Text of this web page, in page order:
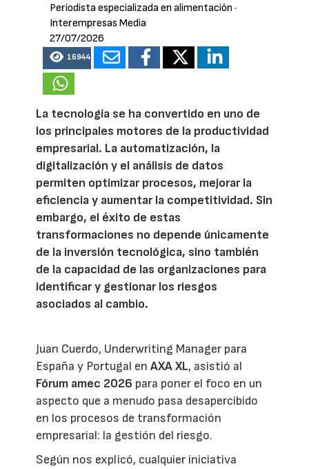
Periodista especializada en alimentación ·
Interempresas Media
27/07/2026
16944
La tecnología se ha convertido en uno de
los principales motores de la productividad
empresarial. La automatización, la
digitalización y el análisis de datos
permiten optimizar procesos, mejorar la
eficiencia y aumentar la competitividad. Sin
embargo, el éxito de estas
transformaciones no depende únicamente
de la inversión tecnológica, sino también
de la capacidad de las organizaciones para
identificar y gestionar los riesgos
asociados al cambio.
Juan Cuerdo, Underwriting Manager para
España y Portugal enAXA XL, asistió al
Fórum amec 2026 para poner el foco en un
aspecto que a menudo pasa desapercibido
en los procesos de transformación
empresarial: la gestión del riesgo.
Según nos explicó, cualquier iniciativa